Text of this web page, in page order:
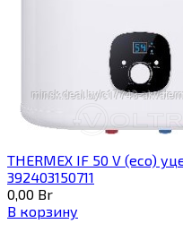
THERMEX IF 50 V (eco)
392403150711
0,00 Br
В корзину